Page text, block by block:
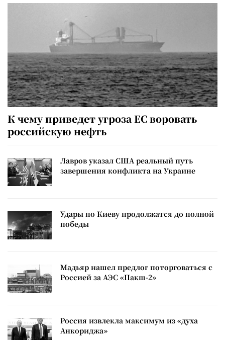
К чему приведет угроза ЕС воровать
российскую нефть
Лавров указал США реальный путь
завершения конфликта на Украине
Удары по Киеву продолжатся до полной
победы
Мадьяр нашел предлог поторговаться с
Россией за АЭС «Пакш-2»
Россия извлекла максимум из «духа
Анкориджа»